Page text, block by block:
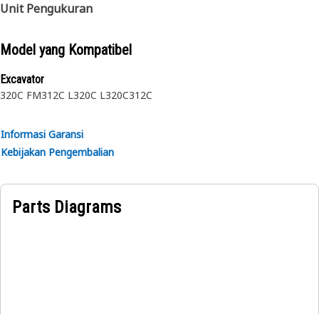
Unit Pengukuran
Model yang Kompatibel
Excavator
320C FM312C L320C L320C312C
Informasi Garansi
Kebijakan Pengembalian
Parts Diagrams